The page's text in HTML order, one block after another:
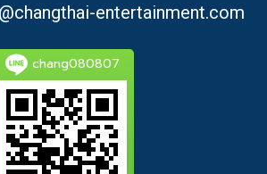
entertainment.com
chang080807